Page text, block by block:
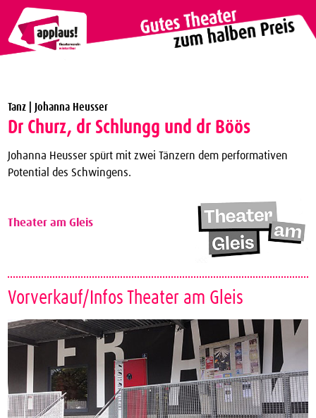
Theater Vergünstigungen
Die nächsten Vorstellungen zum halben Preis
applaus!-Karte bestellen
Über uns
Archiv
Tanz | Johanna Heusser
Dr Churz, dr Schlungg und dr Böös
Johanna Heusser spürt mit zwei Tänzern dem performativen
Potential des Schwingens.
Theater am Gleis
Vorverkauf/Infos Theater am Gleis